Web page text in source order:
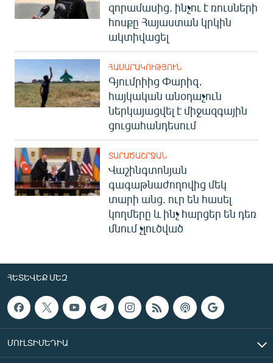
զորամասից. ինչու է ռուսների
հոսքը Հայաստան կրկին
ակտիվացել
ՀԱՍԱՐԱԿՈՒԹՅՈՒՆ
Գյումրիից Փարիզ․
հայկական անօդաչուն
ներկայացվել է միջազգային
ցուցահանդեսում
ՏԱՐԱԾԱՇՐՋԱՆ
Վաշինգտոնյան
գագաթնաժողովից մեկ
տարի անց. ուր են հասել
կողմերը և ինչ հարցեր են դեռ
մնում չլուծված
ՀԵՏԵՎԵՔ ՄԵԶ
ՄՈՒԼՏԻՄԵԴԻԱ